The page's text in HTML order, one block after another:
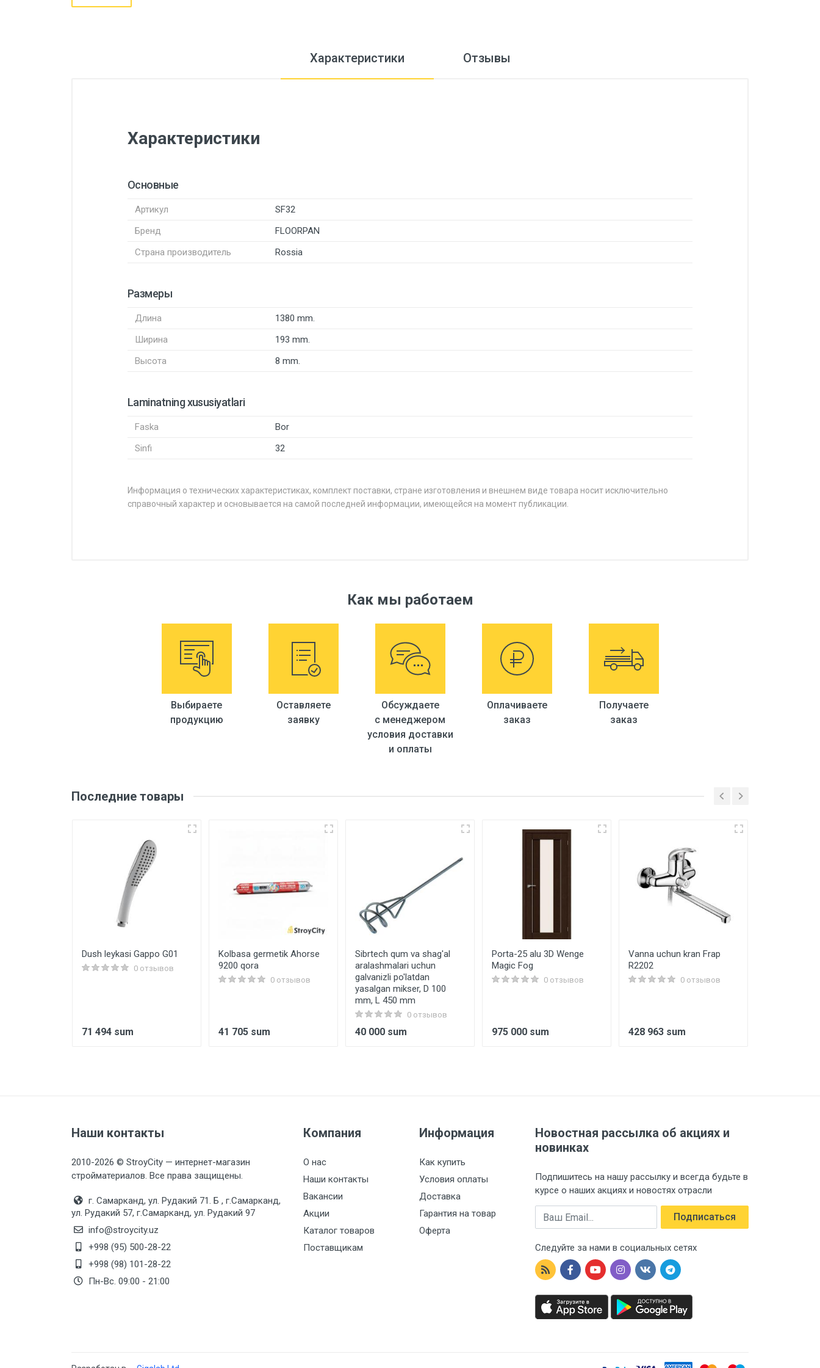
Характеристики Отзывы
Характеристики
Основные
Артикул
SF32
Бренд
FLOORPAN
Страна производитель
Rossia
Размеры
Длина
1380 mm.
Ширина
193 mm.
Высота
8 mm.
Laminatning xususiyatlari
Faska
Bor
Sinfi
32
Информация о технических характеристиках, комплект поставки, стране изготовления и внешнем виде товара носит исключительно
справочный характер и основывается на самой последней информации, имеющейся на момент публикации.
Как мы работаем
Выбираете
продукцию
Оставляете
заявку
Обсуждаете
с менеджером
условия доставки
и оплаты
Оплачиваете
заказ
Получаете
заказ
Последние товары
Dush leykasi Gappo G01
0 отзывов
71 494 sum
Kolbasa germetik Ahorse
9200 qora
0 отзывов
41 705 sum
Sibrtech qum va shag'al
aralashmalari uchun
galvanizli po'latdan
yasalgan mikser, D 100
mm, L 450 mm
0 отзывов
40 000 sum
Porta-25 alu 3D Wenge
Magic Fog
0 отзывов
975 000 sum
Vanna uchun kran Frap
R2202
0 отзывов
428 963 sum
Наши контакты
2010-2026 © StroyCity — интернет-магазин
стройматериалов. Все права защищены.
г. Самарканд, ул. Рудакий 71. Б , г.Самарканд,
ул. Рудакий 57, г.Самарканд, ул. Рудакий 97
info@stroycity.uz
+998 (95) 500-28-22
+998 (98) 101-28-22
Пн-Вс. 09:00 - 21:00
Компания
О нас
Наши контакты
Вакансии
Акции
Каталог товаров
Поставщикам
Информация
Как купить
Условия оплаты
Доставка
Гарантия на товар
Оферта
Новостная рассылка об акциях и
новинках
Подпишитесь на нашу рассылку и всегда будьте в
курсе о наших акциях и новостях отрасли
Email Подписаться
Следуйте за нами в социальных сетях